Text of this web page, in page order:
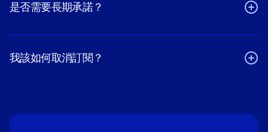
是否需要長期承諾？
我該如何取消訂閱？